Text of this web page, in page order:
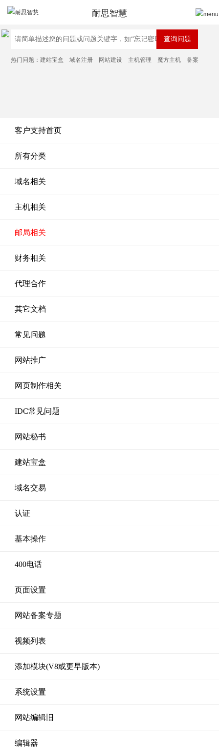
耐思智慧
热门问题：建站宝盒 域名注册 网站建设 主机管理 魔方主机 备案
客户支持首页
所有分类
域名相关
主机相关
邮局相关
财务相关
代理合作
其它文档
常见问题
网站推广
网页制作相关
IDC常见问题
网站秘书
建站宝盒
域名交易
认证
基本操作
400电话
页面设置
网站备案专题
视频列表
添加模块(V8或更早版本)
系统设置
网站编辑旧
编辑器